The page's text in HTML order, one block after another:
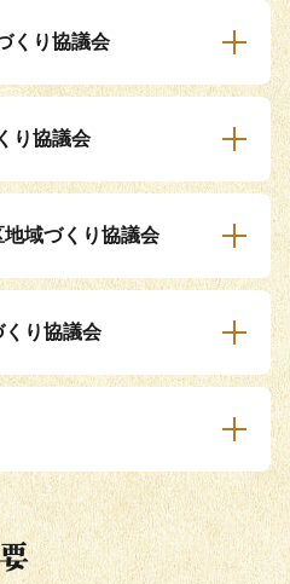
くり協議会
り協議会
地域づくり協議会
くり協議会